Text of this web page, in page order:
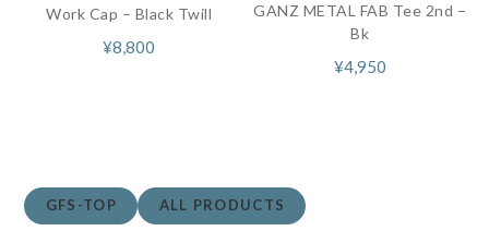
Work Cap – Black Twill
¥8,800
GANZ METAL FAB Tee 2nd –
Bk
¥4,950
GFS-TOP ALL PRODUCTS